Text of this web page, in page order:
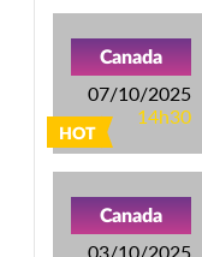
HOT
Canada
07/10/2025
14h30
Canada
03/10/2025